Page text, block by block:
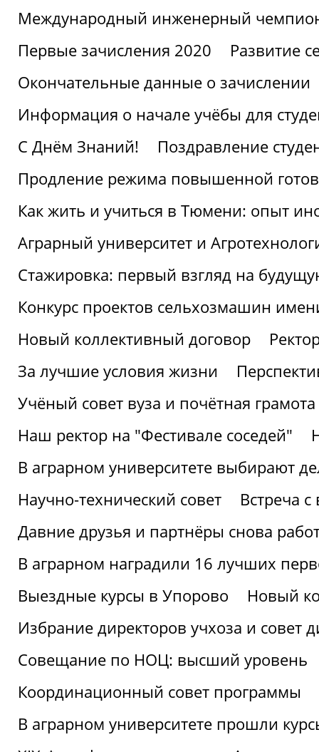
Международный инженерный
Первые зачисления 2020
Развитие
Окончательные данные о зачислении
Информация о начале учёбы для
С Днём Знаний!
Поздравление
Продление режима повышенной
Как жить и учиться в Тюмени: опыт
Аграрный университет и
Стажировка: первый взгляд на
Конкурс проектов сельхозмашин
Новый коллективный договор
За лучшие условия жизни
Учёный совет вуза и почётная
Наш ректор на "Фестивале соседей"
В аграрном университете выбирают
Научно-технический совет
Встреча
Давние друзья и партнёры снова
В аграрном наградили 16 лучших
Выездные курсы в Упорово
Новый
Избрание директоров учхоза и совет
Совещание по НОЦ: высший уровень
Координационный совет программы
В аграрном университете прошли